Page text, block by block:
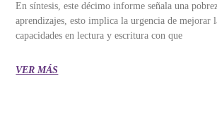
En síntesis, este décimo informe señala una
aprendizajes, esto implica la urgencia de mejorar
capacidades en lectura y escritura con que
VER MÁS